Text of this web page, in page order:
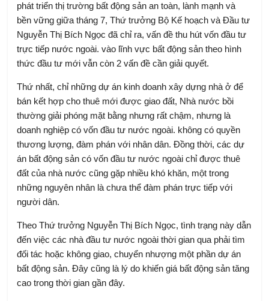
phát triển thị trường bất động sản an toàn, lành mạnh và
bền vững giữa tháng 7, Thứ trưởng Bộ Kế hoạch và Đầu tư
Nguyễn Thị Bích Ngọc đã chỉ ra, vấn đề thu hút vốn đầu tư
trực tiếp nước ngoài. vào lĩnh vực bất động sản theo hình
thức đầu tư mới vẫn còn 2 vấn đề cần giải quyết.
Thứ nhất, chỉ những dự án kinh doanh xây dựng nhà ở để
bán kết hợp cho thuê mới được giao đất, Nhà nước bồi
thường giải phóng mặt bằng nhưng rất chậm, nhưng là
doanh nghiệp có vốn đầu tư nước ngoài. không có quyền
thương lượng, đàm phán với nhân dân. Đồng thời, các dự
án bất động sản có vốn đầu tư nước ngoài chỉ được thuê
đất của nhà nước cũng gặp nhiều khó khăn, một trong
những nguyên nhân là chưa thể đàm phán trực tiếp với
người dân.
Theo Thứ trưởng Nguyễn Thị Bích Ngọc, tình trạng này dẫn
đến việc các nhà đầu tư nước ngoài thời gian qua phải tìm
đối tác hoặc không giao, chuyển nhượng một phần dự án
bất động sản. Đây cũng là lý do khiến giá bất động sản tăng
cao trong thời gian gần đây.